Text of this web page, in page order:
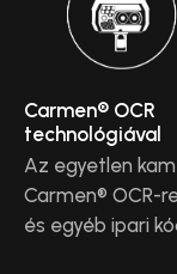
Carmen® OCR
technológiával
Az egyetlen
Carmen® OCR-
és egyéb ipari